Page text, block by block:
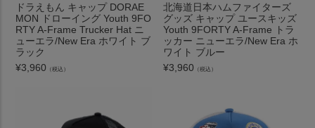
ドラえもん キャップ DORAE
MON ドローイング Youth 9FO
RTY A-Frame Trucker Hat ニ
ューエラ/New Era ホワイト ブ
ラック
¥3,960 （税込）
北海道日本ハムファイターズ
グッズ キャップ ユースキッズ
Youth 9FORTY A-Frame トラ
ッカー ニューエラ/New Era ホ
ワイト ブルー
¥3,960 （税込）